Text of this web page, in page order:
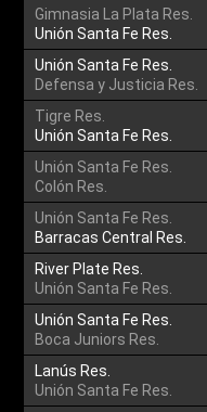
Gimnasia La Plata Res.
Unión Santa Fe Res.
Unión Santa Fe Res.
Defensa y Justicia Res.
Tigre Res.
Unión Santa Fe Res.
Unión Santa Fe Res.
Colón Res.
Unión Santa Fe Res.
Barracas Central Res.
River Plate Res.
Unión Santa Fe Res.
Unión Santa Fe Res.
Boca Juniors Res.
Lanús Res.
Unión Santa Fe Res.